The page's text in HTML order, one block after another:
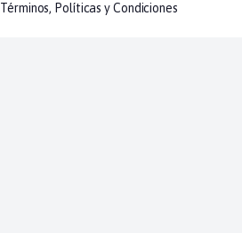
Términos, Políticas y Condiciones